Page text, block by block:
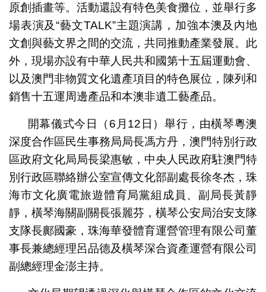
原創插畫等。活動還設有特色美食攤位，並舉行多
場表演及“藝文TALK”主題演講，加強本澳及內地
文創與藝文界之間的交流，共同推動產業發展。此
外，現場亦設有中華人民共和國第十五屆運動會、
以及澳門非物質文化遺產項目的特色展位，陳列和
銷售十五運周邊產品和本澳非遺工藝產品。
開幕儀式今日（6月12日）舉行，由橫琴粵澳
深度合作區民生事務局局長馮方丹，澳門特別行政
區政府文化局局長梁惠敏，中央人民政府駐澳門特
別行政區聯絡辦公室宣傳文化部副處長徐冬杰，珠
海市文化廣電旅遊體育局黨組成員、副局長黃靜
靜，橫琴海關副關長張麗芬，橫琴公安局治安支隊
支隊長鄺國豪，珠海華發體育運營管理有限公司董
事長兼總經理呂品德及橫琴深合資產運營有限公司
副總經理金澎主持。